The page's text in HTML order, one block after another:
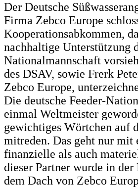
Der Deutsche
Firma Zebco Europe
Kooperationsabkommen,
nachhaltige Unterstützung
Nationalmannschaft
des DSAV, sowie Frerk
Zebco Europe,
Die deutsche Feeder-
einmal Weltmeister
gewichtiges Wörtchen auf
mitreden. Das geht nur mit
finanzielle als auch
dieser Partner wurde in
dem Dach von Zebco